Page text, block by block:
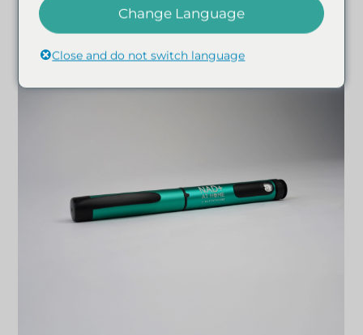
Change Language
Close and do not switch language